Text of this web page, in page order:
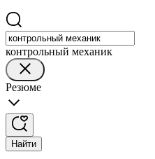
контрольный механик
Резюме
Найти